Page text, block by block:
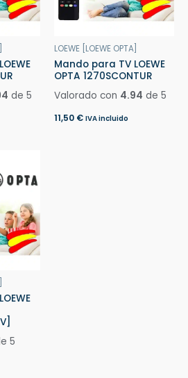
de 5
LOEWE [LOEWE OPTA]
Mando para TV LOEWE
OPTA 1270SCONTUR
Valorado con 4.94 de 5
11,50 € IVA incluido
5